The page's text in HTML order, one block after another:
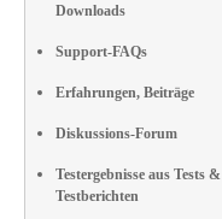
Downloads
Support-FAQs
Erfahrungen, Beiträge
Diskussions-Forum
Testergebnisse aus Tests &
Testberichten